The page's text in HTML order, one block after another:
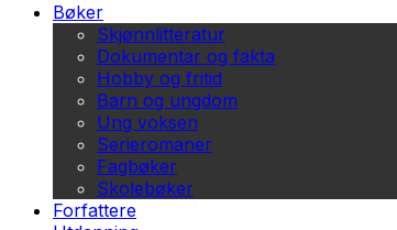
Bøker
Skjønnlitteratur
Dokumentar og fakta
Hobby og fritid
Barn og ungdom
Ung voksen
Serieromaner
Fagbøker
Skolebøker
Forfattere